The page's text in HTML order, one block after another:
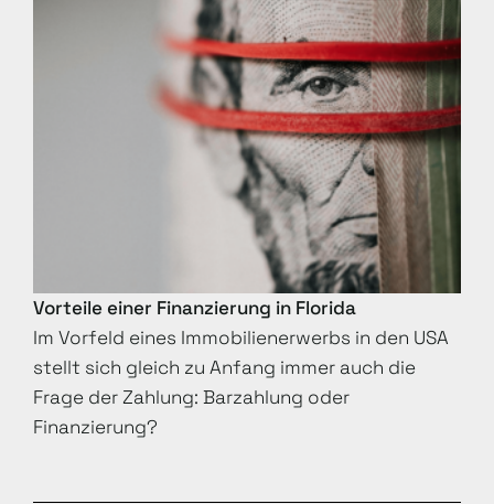
Vorteile einer Finanzierung in Florida
Im Vorfeld eines Immobilienerwerbs in den USA
stellt sich gleich zu Anfang immer auch die
Frage der Zahlung: Barzahlung oder
Finanzierung?